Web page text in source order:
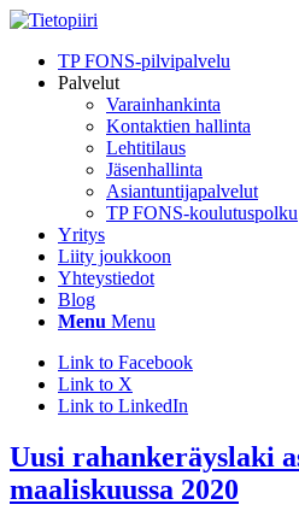
TP FONS-pilvipalvelu
Palvelut
Varainhankinta
Kontaktien hallinta
Lehtitilaus
Jäsenhallinta
Asiantuntijapalvelut
TP FONS-koulutuspolku
Yritys
Liity joukkoon
Yhteystiedot
Blog
Menu Menu
Link to Facebook
Link to X
Link to LinkedIn
Uusi rahankeräyslaki
maaliskuussa 2020